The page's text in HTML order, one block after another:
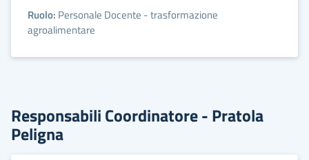
Ruolo: Personale Docente - trasformazione
agroalimentare
Responsabili Coordinatore - Pratola
Peligna